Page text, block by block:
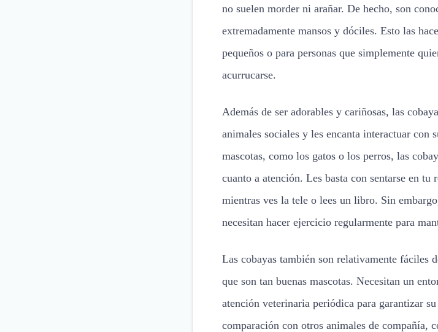
no suelen morder ni arañar. De hecho, son
extremadamente mansos y dóciles. Esto las
pequeños o para personas que simplemente
acurrucarse.
Además de ser adorables y cariñosas, las
animales sociales y les encanta interactuar con
mascotas, como los gatos o los perros, las
cuanto a atención. Les basta con sentarse en tu
mientras ves la tele o lees un libro. Sin
necesitan hacer ejercicio regularmente para
Las cobayas también son relativamente fáciles
que son tan buenas mascotas. Necesitan un
atención veterinaria periódica para garantizar
comparación con otros animales de compañía,